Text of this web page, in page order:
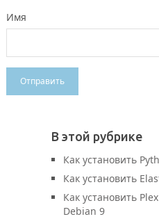
Имя
В этой рубрике
Как установить
Как установить
Как установить
Debian 9